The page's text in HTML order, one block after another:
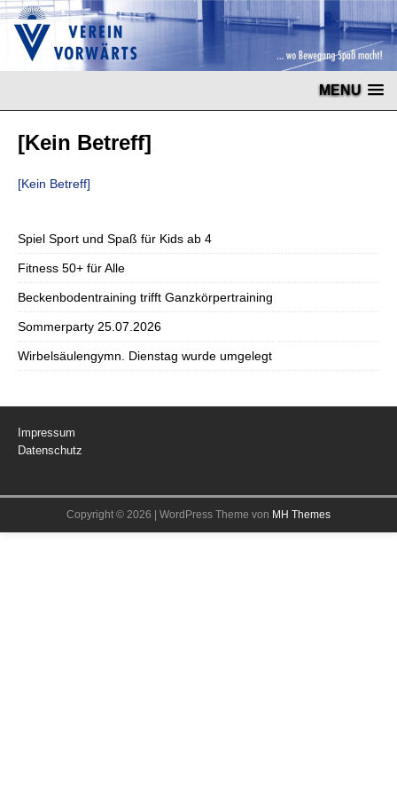
MENU
[Kein Betreff]
[Kein Betreff]
Spiel Sport und Spaß für Kids ab 4
Fitness 50+ für Alle
Beckenbodentraining trifft Ganzkörpertraining
Sommerparty 25.07.2026
Wirbelsäulengymn. Dienstag wurde umgelegt
Impressum
Datenschutz
Copyright © 2026 | WordPress Theme von MH Themes